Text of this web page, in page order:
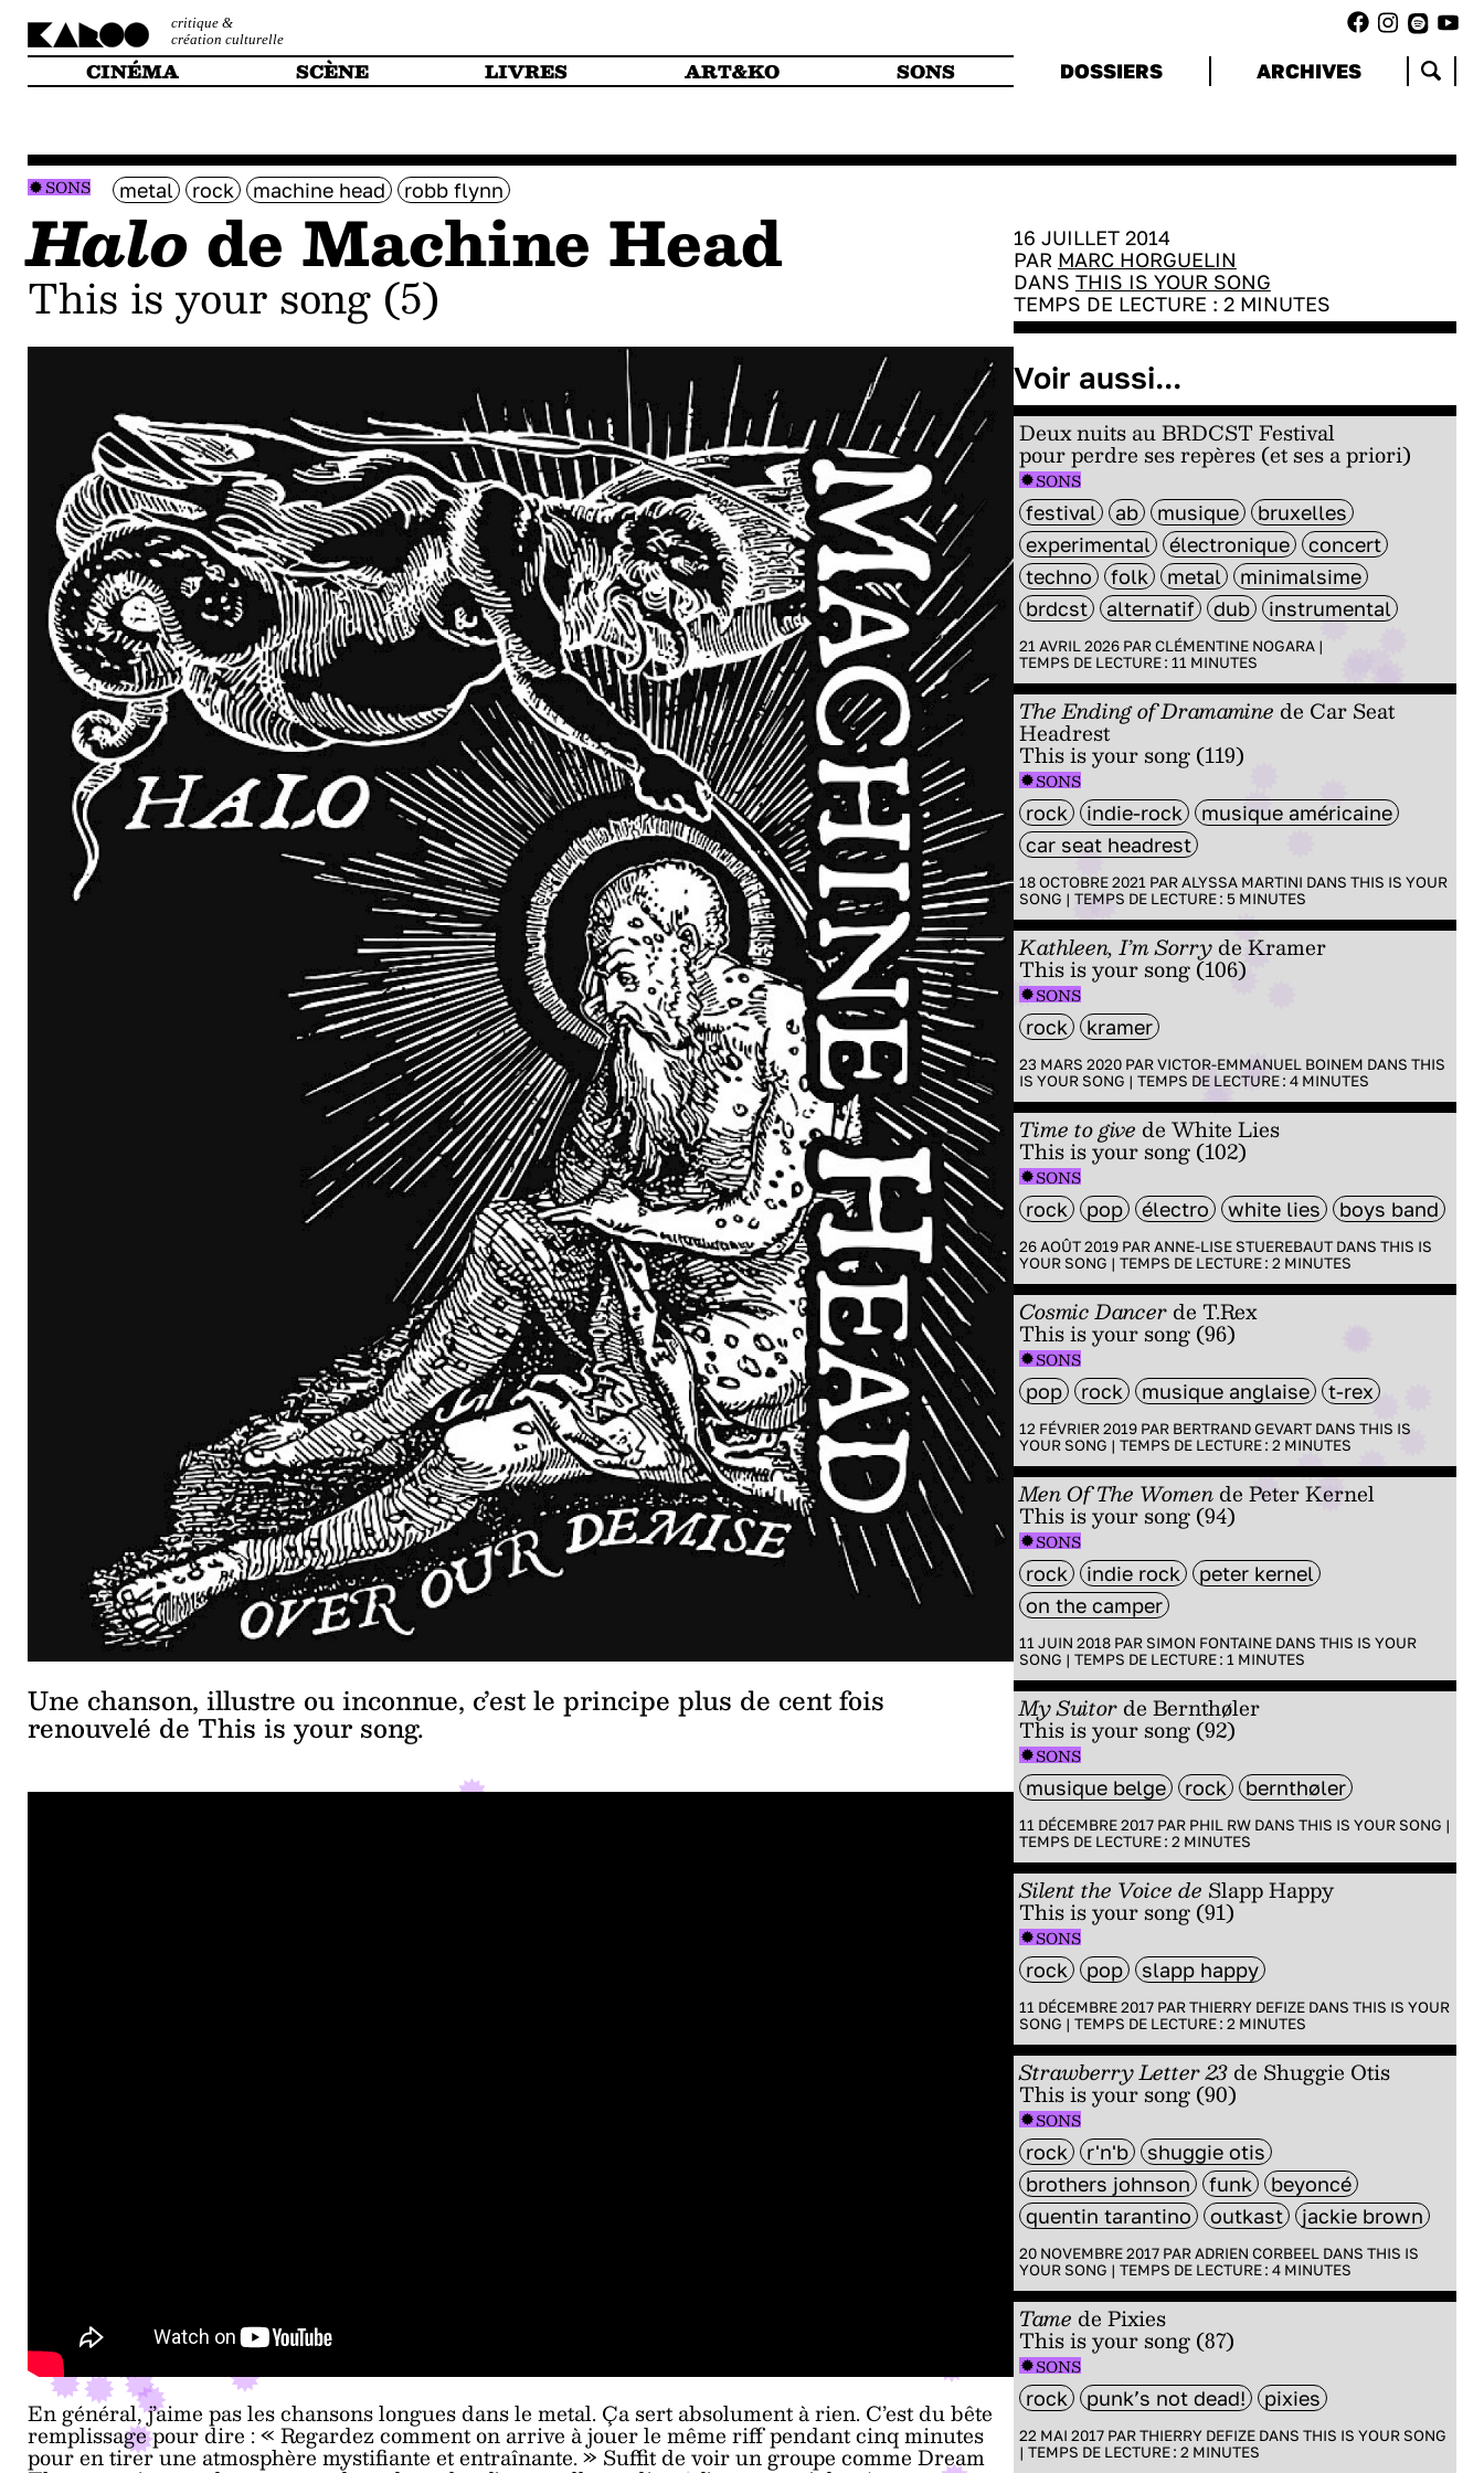
critique &
création culturelle
CINÉMA SCÈNE LIVRES ART&KO SONS DOSSIERS ARCHIVES
SONS metal rock machine head robb flynn
Halode Machine Head
This is your song (5)
Une chanson, illustre ou inconnue, c’est le principe plus de cent fois
renouvelé de This is your song.
En général, j’aime pas les chansons longues dans le metal. Ça sert absolument à rien. C’est du bête
remplissage pour dire : « Regardez comment on arrive à jouer le même riff pendant cinq minutes
pour en tirer une atmosphère mystifiante et entraînante. » Suffit de voir un groupe comme Dream
16 JUILLET 2014
PAR MARC HORGUELIN
DANS THIS IS YOUR SONG
TEMPS DE LECTURE : 2MINUTES
Voir aussi...
Deux nuits au BRDCST Festival
pour perdre ses repères (et ses a priori)
SONS
festival ab musique
bruxelles
experimental
électronique
concert
techno
folk metal
minimalsime
brdcst
alternatif dub instrumental
21 AVRIL 2026 PARCLÉMENTINE NOGARA|
TEMPS DE LECTURE : 11 MINUTES
The Ending of Dramamine de Car Seat
Headrest
This is your song (119)
SONS
rock indie-rock
musique américaine
car seat headrest
18 OCTOBRE 2021 PARALYSSA MARTINI DANS THIS IS YOUR
SONG | TEMPS DE LECTURE : 5MINUTES
Kathleen, I’m Sorryde Kramer
This is your song (106)
SONS
rock kramer
23 MARS 2020 PARVICTOR-EMMANUEL BOINEM DANS THIS
IS YOUR SONG | TEMPS DE LECTURE : 4MINUTES
Time to give de White Lies
This is your song (102)
SONS
rock pop électro white lies boys band
26 AOÛT 2019 PARANNE-LISE STUEREBAUTDANS THIS IS
YOUR SONG | TEMPS DE LECTURE : 2 MINUTES
Cosmic Dancerde T.Rex
This is your song (96)
SONS
pop rock musique anglaise t-rex
12 FÉVRIER 2019 PAR BERTRAND GEVARTDANS THIS IS
YOUR SONG | TEMPS DE LECTURE : 2 MINUTES
Men Of The Womende Peter Kernel
This is your song (94)
SONS
rock indie rock
peter kernel
on the camper
11 JUIN 2018 PAR SIMON FONTAINEDANS THIS IS YOUR
SONG | TEMPS DE LECTURE : 1 MINUTES
My SuitordeBernthøler
This is your song (92)
SONS
musique belge rock bernthøler
11 DÉCEMBRE 2017 PAR PHIL RWDANS THIS IS YOUR SONG |
TEMPS DE LECTURE : 2 MINUTES
Silent the Voice de Slapp Happy
This is your song (91)
SONS
rock pop slapp happy
11 DÉCEMBRE 2017 PARTHIERRY DEFIZEDANS THIS IS YOUR
SONG | TEMPS DE LECTURE : 2 MINUTES
Strawberry Letter 23de Shuggie Otis
This is your song (90)
SONS
rock r'n'b
shuggie otis
brothers johnson
funk
beyoncé
quentin tarantino
outkast jackie brown
20 NOVEMBRE 2017 PARADRIEN CORBEEL DANS THIS IS
YOUR SONG | TEMPS DE LECTURE : 4MINUTES
Tame dePixies
This is your song (87)
SONS
rock punk’s not dead! pixies
22 MAI 2017 PARTHIERRY DEFIZEDANS THIS IS YOUR SONG
| TEMPS DE LECTURE : 2 MINUTES